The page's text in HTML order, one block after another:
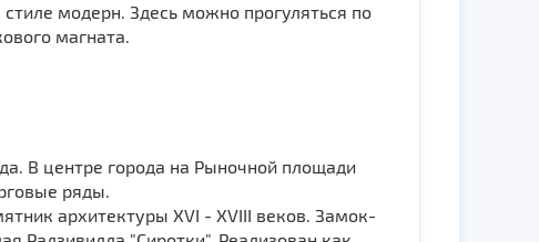
модерн. Здесь можно прогуляться по
магната.
В центре города на Рыночной площади
ряды.
архитектуры XVI - XVIII веков. Замок-